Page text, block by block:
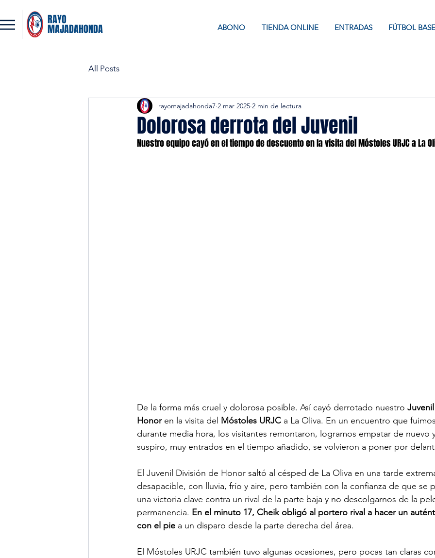
ABONO TIENDA ONLINE ENTRADAS FÚTBOL BASE
RAYO
MAJADAHONDA
All Posts
Dolorosa derrota del Juvenil
rayomajadahonda7 2 mar 2025 2 min de lectura
Nuestro equipo cayó en el tiempo de descuento en la visita del Móstoles URJC a La
De la forma más cruel y dolorosa posible. Así cayó derrotado nuestro
Honor en la visita del Móstoles URJC a La Oliva. En un encuentro que
durante media hora, los visitantes remontaron, logramos empatar de nuevo
suspiro, muy entrados en el tiempo añadido, se volvieron a poner por
El Juvenil División de Honor saltó al césped de La Oliva en una tarde
desapacible, con lluvia, frío y aire, pero también con la confianza de que se
una victoria clave contra un rival de la parte baja y no descolgarnos de la
permanencia. En el minuto 17, Cheik obligó al portero rival a hacer un
con el pie a un disparo desde la parte derecha del área.
El Móstoles URJC también tuvo algunas ocasiones, pero pocas tan claras